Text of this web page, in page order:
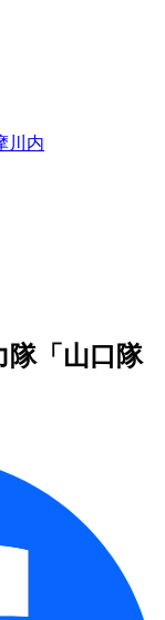
川内
隊「山口隊